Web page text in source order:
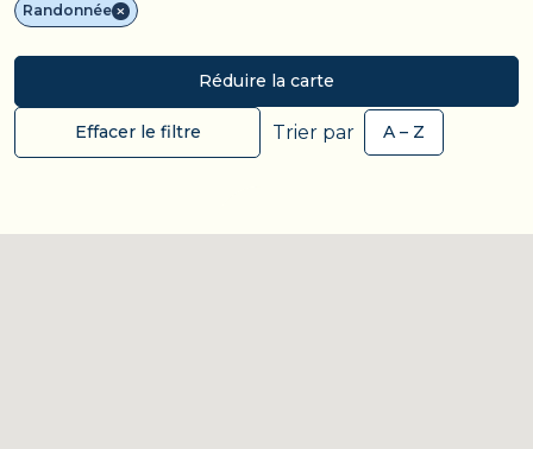
Randonnée
Réduire la carte
Effacer le filtre Trier par